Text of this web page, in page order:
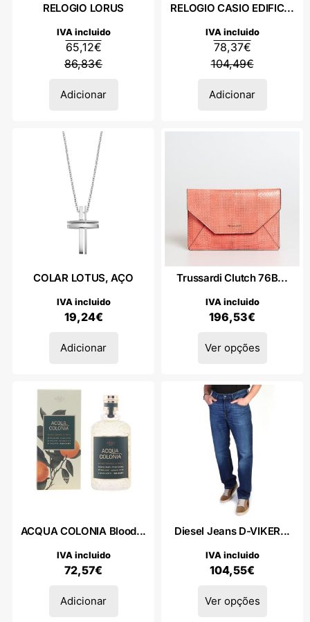
RELOGIO LORUS
86,83€
65,12€
IVA incluido
Adicionar
RELOGIO CASIO EDIFIC...
104,49€
78,37€
IVA incluido
Adicionar
COLAR LOTUS, AÇO
19,24€
IVA incluido
Adicionar
Trussardi Clutch 76B...
196,53€
IVA incluido
Ver opções
ACQUA COLONIA Blood...
72,57€
IVA incluido
Adicionar
Diesel Jeans D-VIKER...
104,55€
IVA incluido
Ver opções